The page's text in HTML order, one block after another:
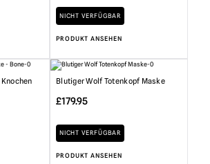
NICHT VERFÜGBAR
PRODUKT ANSEHEN
Blutiger Wolf Totenkopf Maske
£179.95
NICHT VERFÜGBAR
PRODUKT ANSEHEN